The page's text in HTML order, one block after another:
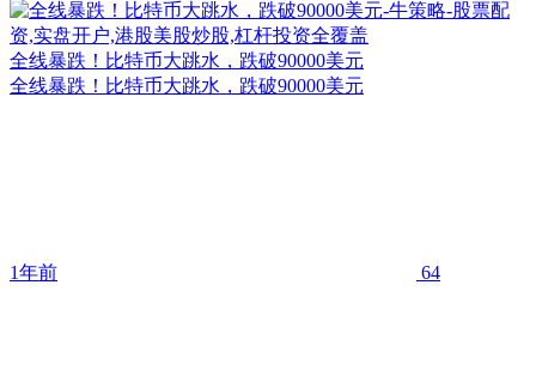
全线暴跌！比特币大跳水，跌破90000美元
全线暴跌！比特币大跳水，跌破90000美元
1年前 64